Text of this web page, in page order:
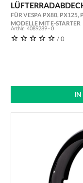
FÜR VESPA PX80, PX125,
MODELLE MIT E-STARTER
ArtNr.: 4089289 - 0
/ 0
IN